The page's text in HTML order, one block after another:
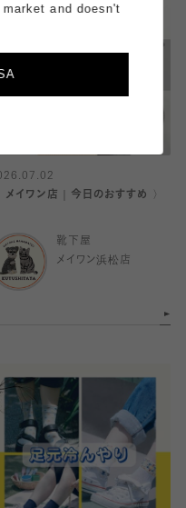
メイワン店｜今日のおすすめ 〉
靴下屋
メイワン浜松店
and doesn't